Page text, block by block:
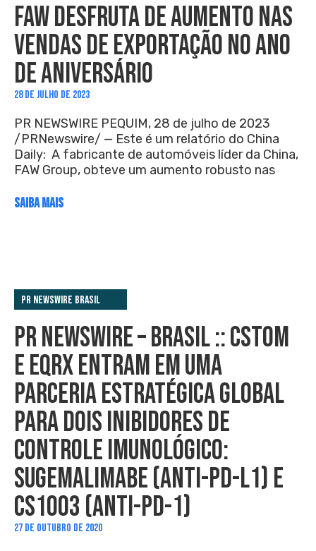
FAW DESFRUTA DE AUMENTO NAS
VENDAS DE EXPORTAÇÃO NO ANO
DE ANIVERSÁRIO
28 DE JULHO DE 2023
PR NEWSWIRE PEQUIM, 28 de julho de 2023
/PRNewswire/ — Este é um relatório do China
Daily: A fabricante de automóveis líder da China,
FAW Group, obteve um aumento robusto nas
SAIBA MAIS
PR Newswire Brasil
PR NEWSWIRE – BRASIL :: CSTOM
E EQRX ENTRAM EM UMA
PARCERIA ESTRATÉGICA GLOBAL
PARA DOIS INIBIDORES DE
CONTROLE IMUNOLÓGICO:
SUGEMALIMABE (ANTI-PD-L1) E
CS1003 (ANTI-PD-1)
27 DE OUTUBRO DE 2020